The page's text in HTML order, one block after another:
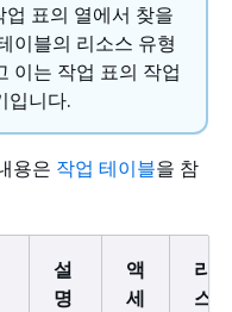
업 표의 열에서 찾을
이블의 리소스 유형
이는 작업 표의 작업
입니다.
용은 작업 테이블을 참
설
명
액
세
리소
스